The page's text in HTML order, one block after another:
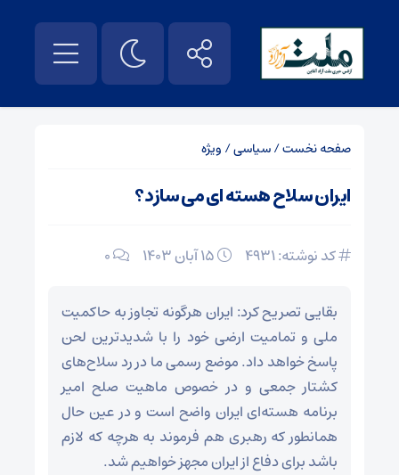
صفحه نخست/سیاسی/ ویژه
ایران سلاح هسته ای می سازد؟
کد نوشته: 4931 0
بقایی تصریح کرد: ایران هرگونه تجاوز به حاکمیت
ملی و تمامیت ارضی خود را با شدیدترین لحن
پاسخ خواهد داد. موضع رسمی ما در رد سلاح‌های
کشتار جمعی و در خصوص ماهیت صلح امیر
برنامه هسته‌ای ایران واضح است و در عین حال
همانطور که رهبری هم فرموند به هرچه که لازم
باشد برای دفاع از ایران مجهز خواهیم شد.